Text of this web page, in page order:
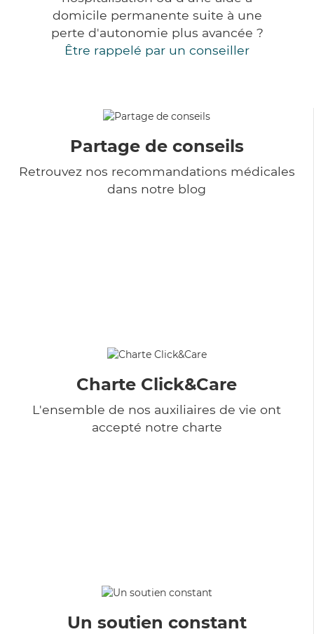
domicile permanente suite à une
perte d'autonomie plus avancée ?
Être rappelé par un conseiller
Partage de conseils
Retrouvez nos recommandations médicales
dans notre blog
Charte Click&Care
L'ensemble de nos auxiliaires de vie ont
accepté notre charte
Un soutien constant